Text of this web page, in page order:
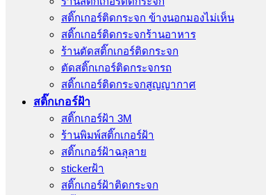
สติ๊กเกอร์ติดกระจก ข้างนอกมองไม่เห็น
สติ๊กเกอร์ติดกระจกร้านอาหาร
ร้านตัดสติ๊กเกอร์ติดกระจก
ตัดสติ๊กเกอร์ติดกระจกรถ
สติ๊กเกอร์ติดกระจกสูญญากาศ
สติ๊กเกอร์ฝ้า
สติ๊กเกอร์ฝ้า 3M
ร้านพิมพ์สติ๊กเกอร์ฝ้า
สติ๊กเกอร์ฝ้าฉลุลาย
stickerฝ้า
สติ๊กเกอร์ฝ้าติดกระจก